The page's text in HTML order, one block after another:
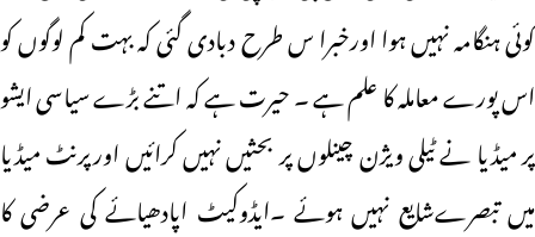
کوئی ہنگامہ نہیں ہوا اورخبرا س طرح دبادی گئی کہ بہت کم لوگوں کو
اس پورے معاملہ کا علم ہے ۔ حیرت ہے کہ اتنے بڑے سیاسی ایشو
پر میڈیا نے ٹیلی ویژن چینلوں پر بحثیں نہیں کرائیں اورپرنٹ میڈیا
میں تبصرےشایع نہیں ہوئے ۔ایڈوکیٹ اپادھیائے کی عرضی کا